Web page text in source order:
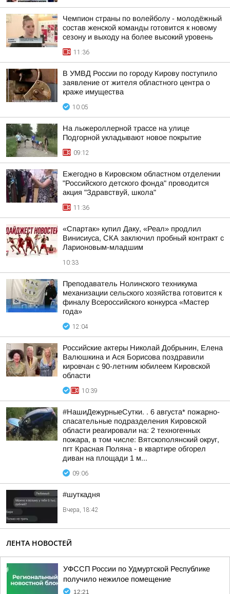
Чемпион страны по волейболу - молодёжный
состав женской команды готовится к новому
сезону и выходу на более высокий уровень
11:36
В УМВД России по городу Кирову поступило
заявление от жителя областного центра о
краже имущества
10:05
На лыжероллерной трассе на улице
Подгорной укладывают новое покрытие
09:12
Ежегодно в Кировском областном отделении
"Российского детского фонда" проводится
акция "Здравствуй, школа"
11:36
«Спартак» купил Даку, «Реал» продлил
Винисиуса, СКА заключил пробный контракт с
Ларионовым-младшим
10:33
Преподаватель Нолинского техникума
механизации сельского хозяйства готовится к
финалу Всероссийского конкурса «Мастер
года»
12:04
Российские актеры Николай Добрынин, Елена
Валюшкина и Ася Борисова поздравили
кировчан с 90-летним юбилеем Кировской
области
10:39
#НашиДежурныеСутки. . 6 августа* пожарно-
спасательные подразделения Кировской
области реагировали на: 2 техногенных
пожара, в том числе: Вятскополянский округ,
пгт Красная Поляна - в квартире обгорел
диван на площади 1 м...
09:06
#шуткадня
Вчера, 18:42
ЛЕНТА НОВОСТЕЙ
УФССП России по Удмуртской Республике
получило нежилое помещение
12:21